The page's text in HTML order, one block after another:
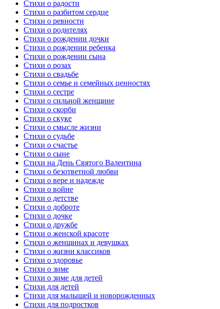
Стихи о радости
Стихи о разбитом сердце
Стихи о ревности
Стихи о родителях
Стихи о рождении дочки
Стихи о рождении ребенка
Стихи о рождении сына
Стихи о розах
Стихи о свадьбе
Стихи о семье и семейных ценностях
Стихи о сестре
Стихи о сильной женщине
Стихи о скорби
Стихи о скуке
Стихи о смысле жизни
Стихи о судьбе
Стихи о счастье
Стихи о сыне
Стихи на День Святого Валентина
Стихи о безответной любви
Стихи о вере и надежде
Стихи о войне
Стихи о детстве
Стихи о доброте
Стихи о дочке
Стихи о дружбе
Стихи о женской красоте
Стихи о женщинах и девушках
Стихи о жизни классиков
Стихи о здоровье
Стихи о зиме
Стихи о зиме для детей
Стихи для детей
Стихи для малышей и новорожденных
Стихи для подростков